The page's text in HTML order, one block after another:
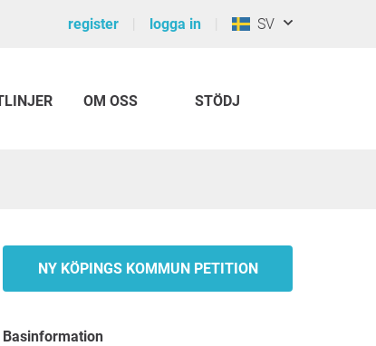
register logga in SV
OM OSS STÖDJ
NY KÖPINGS KOMMUN PETITION
Basinformation